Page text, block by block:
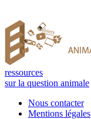
ressources
sur la question animale
Nous contacter
Mentions légales